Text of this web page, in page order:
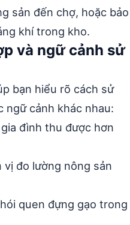
sản đến chợ, hoặc bảo
khí trong kho.
và ngữ cảnh sử
bạn hiểu rõ cách sử
ngữ cảnh khác nhau:
đình thu được hơn
vị đo lường nông sản
quen đựng gạo trong